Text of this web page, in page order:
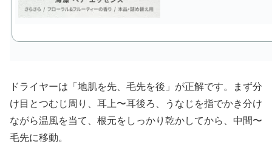
ドライヤーは「地肌を先、毛先を後」が正解です。まず分
け目とつむじ周り、耳上〜耳後ろ、うなじを指でかき分け
ながら温風を当て、根元をしっかり乾かしてから、中間〜
毛先に移動。